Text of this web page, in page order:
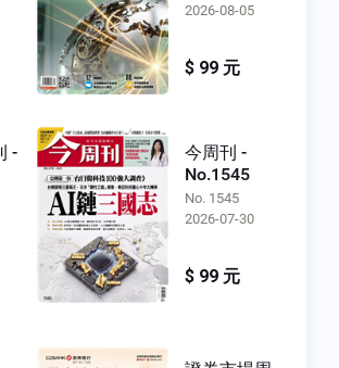
2026-08-05
$ 99 元
-
今周刊 -
No.1545
No. 1545
2026-07-30
$ 99 元